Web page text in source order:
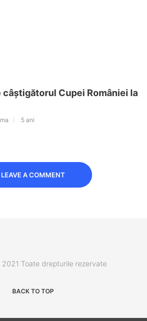
câștigătorul Cupei României la
5 ani
LEAVE A COMMENT
Toate drepturile rezervate
BACK TO TOP